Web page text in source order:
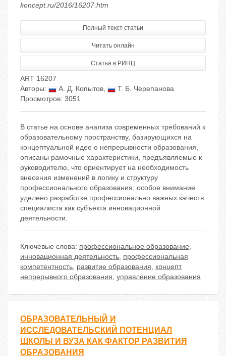
koncept.ru/2016/16207.htm
Полный текст статьи
Читать онлайн
Статья в РИНЦ
ART 16207
Авторы:
А. Д. Копытов,
Т. Б. Черепанова
Просмотров: 3051
В статье на основе анализа современных требований к
образовательному пространству, базирующихся на
концептуальной идее о непрерывности образования,
описаны рамочные характеристики, предъявляемые к
руководителю, что ориентирует на необходимость
внесения изменений в логику и структуру
профессионального образования; особое внимание
уделено разработке профессионально важных качеств
специалиста как субъекта инновационной
деятельности.
Ключевые слова: профессиональное образование,
инновационная деятельность, профессиональная
компетентность, развитие образования, концепт
непрерывного образования, управление образования
ОБРАЗОВАТЕЛЬНЫЙ И
ИССЛЕДОВАТЕЛЬСКИЙ ПОТЕНЦИАЛ
ШКОЛЫ И ВУЗА КАК ФАКТОР РАЗВИТИЯ
ОБРАЗОВАНИЯ